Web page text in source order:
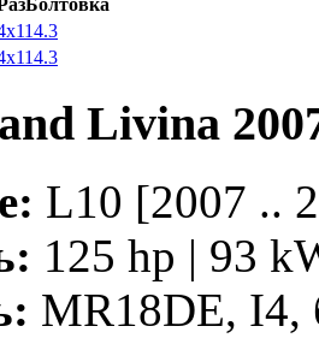
Livina
L10 [2007 ..
125 hp | 93
MR18DE, I4,